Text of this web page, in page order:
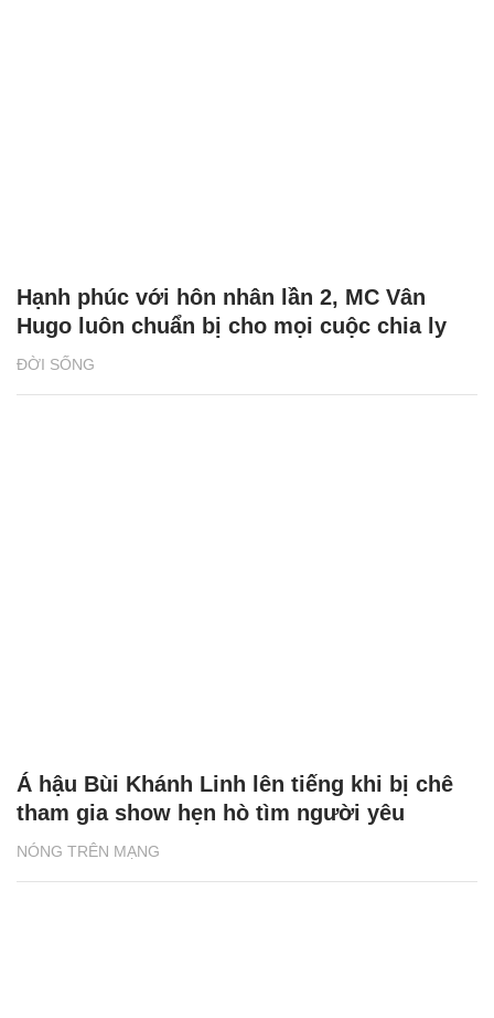
ĐỜI SỐNG
Hạnh phúc với hôn nhân lần 2, MC Vân
Hugo luôn chuẩn bị cho mọi cuộc chia ly
NÓNG TRÊN MẠNG
Á hậu Bùi Khánh Linh lên tiếng khi bị chê
tham gia show hẹn hò tìm người yêu